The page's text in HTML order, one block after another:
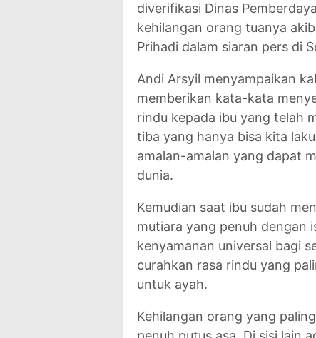
diverifikasi Dinas
kehilangan orang tuanya
Prihadi dalam siaran pers di
Andi Arsyil menyampaikan
memberikan kata-kata
rindu kepada ibu yang telah
tiba yang hanya bisa kita
amalan-amalan yang dapat
dunia.
Kemudian saat ibu sudah
mutiara yang penuh dengan
kenyamanan universal bagi
curahkan rasa rindu yang
untuk ayah.
Kehilangan orang yang